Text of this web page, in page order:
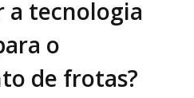
a tecnologia
o
de frotas?